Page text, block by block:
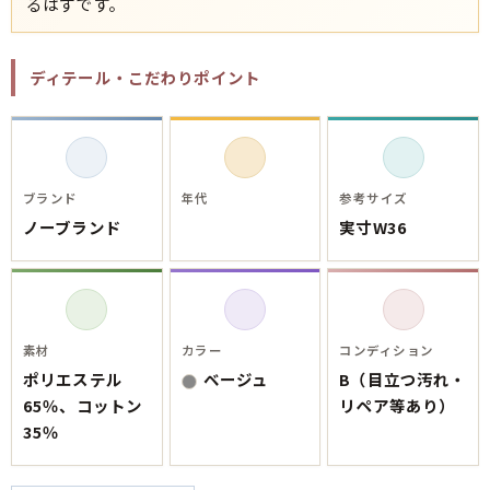
お客様の声
レビュー1万件突破
お気に入りリスト
メルマガ登録
会社概要
店舗一覧
古着卸売
プライバシーポリシー
お問い合わせ
ディテール・こだわりポイント
ブランド
ノーブランド
年代 参考サイズ
実寸W36
素材
ポリエステル
65％、コットン
35％
カラー
ベージュ
コンディション
B（目立つ汚れ・
リペア等あり）